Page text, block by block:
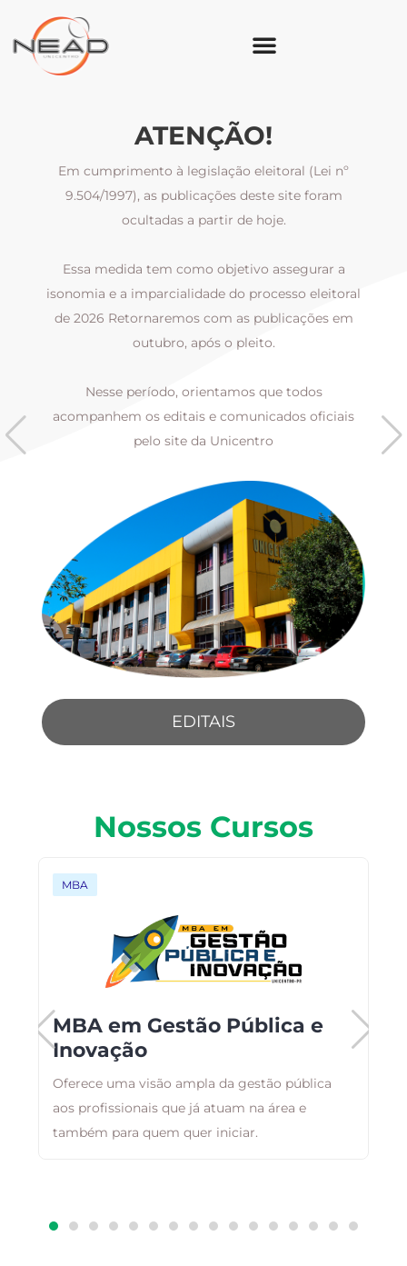
ATENÇÃO!
Em cumprimento à legislação eleitoral (Lei nº
9.504/1997), as publicações deste site foram
ocultadas a partir de hoje.
Essa medida tem como objetivo assegurar a
isonomia e a imparcialidade do processo eleitoral
de 2026 Retornaremos com as publicações em
outubro, após o pleito.
Nesse período, orientamos que todos
acompanhem os editais e comunicados oficiais
pelo site da Unicentro
EDITAIS
Nossos Cursos
MBA
MBA em Gestão Pública e
Inovação
Oferece uma visão ampla da gestão pública
aos profissionais que já atuam na área e
também para quem quer iniciar.